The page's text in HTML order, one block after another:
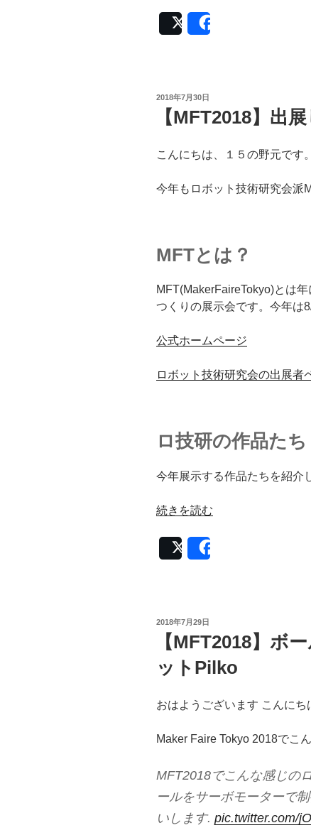
Post
投
2018年7月30日
【MFT2018】出
こんにちは、１５の野元です。
今年もロボット技術研究会派
MFTとは？
MFT(MakerFaireTokyo)とは
つくりの展示会です。今年は
公式ホームページ
ロボット技術研究会の出展者
ロ技研の作品たち
今年展示する作品たちを紹介
“【MFT2018】
展
し
続きを読む
Post
投
2018年7月29日
【MFT2018】ボ
ットPilko
おはようございます こんに
Maker Faire Tokyo 2018でこ
MFT2018でこんな感じの
ールをサーボモーターで
いします. pic.twitter.com/